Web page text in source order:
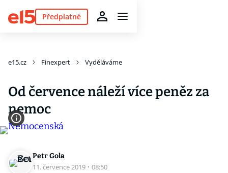
Předplatné
e15.cz Finexpert Vyděláváme
Od července náleží více peněz za
nemoc
Petr Gola
11. července 2019 · 08:50